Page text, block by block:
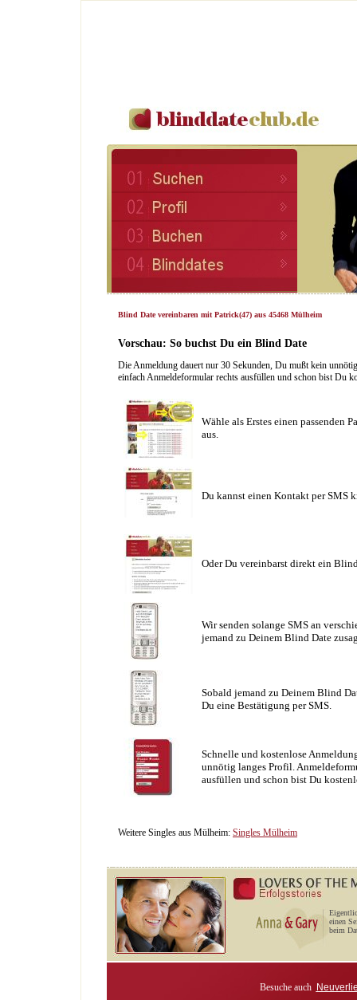
Blind Date vereinbaren mit Patrick(47) aus 45468 Mülheim
Vorschau: So buchst Du ein Blind Date
Die Anmeldung dauert nur 30 Sekunden, Du mußt kein
einfach Anmeldeformular rechts ausfüllen und schon bist Du
Wähle als Erstes einen passenden
aus.
Du kannst einen Kontakt per SMS
Oder Du vereinbarst direkt ein
Wir senden solange SMS an
jemand zu Deinem Blind Date
Sobald jemand zu Deinem Blind
Du eine Bestätigung per SMS.
Schnelle und kostenlose
unnötig langes Profil.
ausfüllen und schon bist Du
Weitere Singles aus Mülheim: Singles Mülheim
einen
beim
Besuche auch